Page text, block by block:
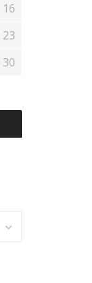
16
23
30